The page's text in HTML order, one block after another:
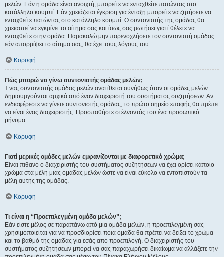
μελών. Εάν η ομάδα είναι ανοιχτή, μπορείτε να ενταχθείτε πατώντας στο
κατάλληλο κουμπί. Εάν χρειάζεται έγκριση για ένταξη μπορείτε να ζητήσετε να
ενταχθείτε πατώντας στο κατάλληλο κουμπί. Ο συντονιστής της ομάδας θα
χρειαστεί να εγκρίνει το αίτημα σας και ίσως σας ρωτήσει γιατί θέλετε να
ενταχθείτε στην ομάδα. Παρακαλώ μην παρενοχλήσετε τον συντονιστή ομάδας
εάν απορρίψει το αίτημα σας, θα έχει τους λόγους του.
Κορυφή
Πώς μπορώ να γίνω συντονιστής ομάδας μελών;
Ένας συντονιστής ομάδας μελών ανατίθεται συνήθως όταν οι ομάδες μελών
δημιουργούνται αρχικά από έναν διαχειριστή του συστήματος συζητήσεων. Αν
ενδιαφέρεστε να γίνετε συντονιστής ομάδας, το πρώτο σημείο επαφής θα πρέπει
να είναι ένας διαχειριστής. Προσπαθήστε στέλνοντάς του ένα προσωπικό
μήνυμα.
Κορυφή
Γιατί μερικές ομάδες μελών εμφανίζονται με διαφορετικό χρώμα;
Είναι πιθανό ο διαχειριστής του συστήματος συζητήσεων να έχει ορίσει κάποιο
χρώμα στα μέλη μιας ομάδας μελών ώστε να είναι εύκολο να εντοπιστούν τα
μέλη αυτής της ομάδας.
Κορυφή
Τι είναι η “Προεπιλεγμένη ομάδα μελών”;
Εάν είστε μέλος σε παραπάνω από μια ομάδα μελών, η προεπιλεγμένη σας
χρησιμοποιείται για να προσδιορίσει ποια ομάδα θα πρέπει να δείξει το χρώμα
και το βαθμό της ομάδας για εσάς από προεπιλογή. Ο διαχειριστής του
συστήματος συζητήσεων μπορεί να σας παραχωρήσει δικαίωμα να αλλάξετε την